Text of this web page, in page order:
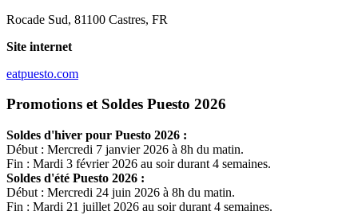
Rocade Sud, 81100 Castres, FR
Site internet
eatpuesto.com
Promotions et Soldes Puesto 2026
Soldes d'hiver pour Puesto 2026 :
Début : Mercredi 7 janvier 2026 à 8h du matin.
Fin : Mardi 3 février 2026 au soir durant 4 semaines.
Soldes d'été Puesto 2026 :
Début : Mercredi 24 juin 2026 à 8h du matin.
Fin : Mardi 21 juillet 2026 au soir durant 4 semaines.